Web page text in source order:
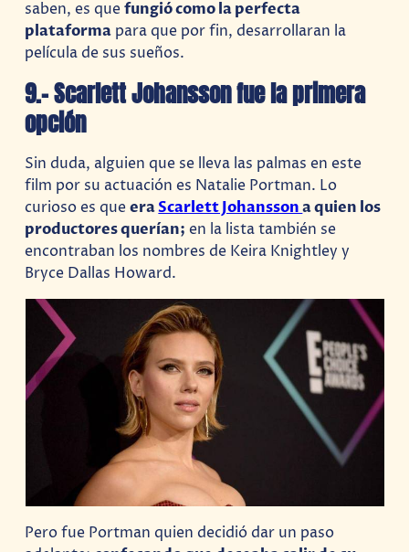
saben, es quefungió como la perfecta
plataforma para que por fin, desarrollaran la
película de sus sueños.
9.- Scarlett Johansson fue la primera
opción
Sin duda, alguien que se lleva las palmas en este
film por su actuación es Natalie Portman. Lo
curioso es queeraScarlett Johanssona quien los
productores querían; en la lista también se
encontraban los nombres de Keira Knightley y
Bryce Dallas Howard.
Pero fue Portman quien decidió dar un paso